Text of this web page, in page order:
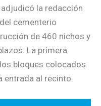
la redacción
cementerio
de 460 nichos y
La primera
bloques colocados
entrada al recinto.